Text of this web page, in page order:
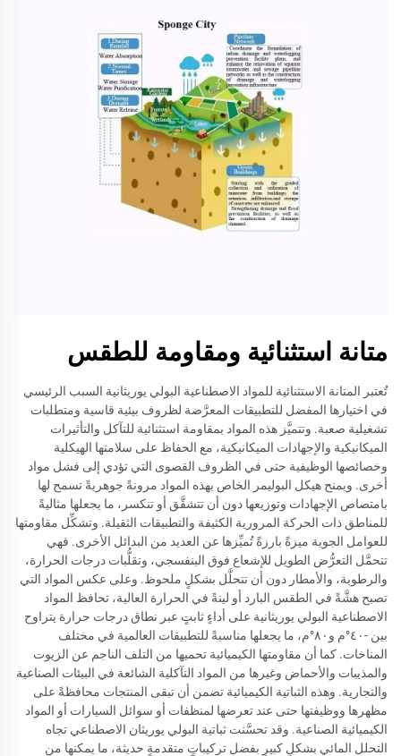
متانة استثنائية ومقاومة للطقس
تُعتبر المتانة الاستثنائية للمواد الاصطناعية البولي يوريثانية السبب الرئيسي
في اختيارها المفضل للتطبيقات المعرَّضة لظروف بيئية قاسية ومتطلبات
تشغيلية صعبة. وتتميَّز هذه المواد بمقاومة استثنائية للتآكل والتأثيرات
الميكانيكية والإجهادات الميكانيكية، مع الحفاظ على سلامتها الهيكلية
وخصائصها الوظيفية حتى في الظروف القصوى التي تؤدي إلى فشل مواد
أخرى. ويمنح هيكل البوليمر الخاص بهذه المواد مرونةً جوهريةً تسمح لها
بامتصاص الإجهادات وتوزيعها دون أن تتشقَّق أو تنكسر، ما يجعلها مثاليةً
للمناطق ذات الحركة المرورية الكثيفة والتطبيقات الثقيلة. وتشكِّل مقاومتها
للعوامل الجوية ميزةً بارزةً تُميِّزها عن العديد من البدائل الأخرى. فهي
تتحمَّل التعرُّض الطويل للإشعاع فوق البنفسجي، وتقلُّبات درجات الحرارة،
والرطوبة، والأمطار دون أن تتحلَّل بشكلٍ ملحوظ. وعلى عكس المواد التي
تصبح هشَّةً في الطقس البارد أو لينةً في الحرارة العالية، تحافظ المواد
الاصطناعية البولي يوريثانية على أداءٍ ثابتٍ عبر نطاق درجات حرارة يتراوح
بين -٤٠°م و٨٠°م، ما يجعلها مناسبةً للتطبيقات العالمية في مختلف
المناخات. كما أن مقاومتها الكيميائية تحميها من التلف الناجم عن الزيوت
والمذيبات والأحماض وغيرها من المواد التآكلية الشائعة في البيئات الصناعية
والتجارية. وهذه الثباتية الكيميائية تضمن أن تبقى المنتجات محافظةً على
مظهرها ووظيفتها حتى عند تعرضها لمنظفات أو سوائل السيارات أو المواد
الكيميائية الصناعية. وقد تحسَّنت ثباتية البولي يوريثان الاصطناعي تجاه
التحلل المائي بشكلٍ كبيرٍ بفضل تركيباتٍ متقدمةٍ حديثة، ما يمكنها من